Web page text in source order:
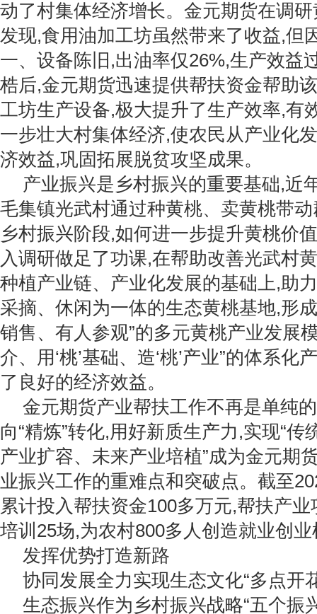
动了村集体经济增长。金元期货在调
发现,食用油加工坊虽然带来了收益,但
一、设备陈旧,出油率仅26%,生产效益
梏后,金元期货迅速提供帮扶资金帮助
工坊生产设备,极大提升了生产效率,有
一步壮大村集体经济,使农民从产业化
济效益,巩固拓展脱贫攻坚成果。
产业振兴是乡村振兴的重要基础,近
毛集镇光武村通过种黄桃、卖黄桃带
乡村振兴阶段,如何进一步提升黄桃价
入调研做足了功课,在帮助改善光武村
种植产业链、产业化发展的基础上,助
采摘、休闲为一体的生态黄桃基地,形
销售、有人参观”的多元黄桃产业发展模
介、用‘桃’基础、造‘桃’产业”的体系化
了良好的经济效益。
金元期货产业帮扶工作不再是单纯
向“精炼”转化,用好新质生产力,实现“传
产业扩容、未来产业培植”成为金元期
业振兴工作的重难点和突破点。截至
累计投入帮扶资金100多万元,帮扶产
培训25场,为农村800多人创造就业创业
发挥优势打造新路
协同发展全力实现生态文化“多点开
生态振兴作为乡村振兴战略“五个振